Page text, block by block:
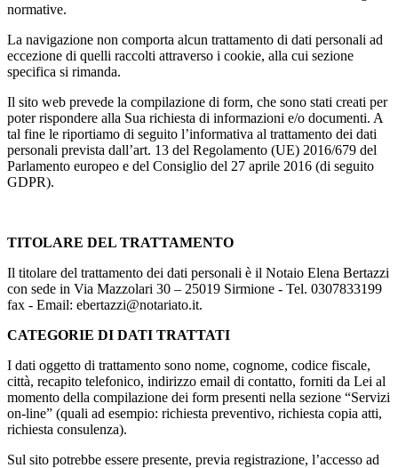
normative.
La navigazione non comporta alcun trattamento di dati personali ad
eccezione di quelli raccolti attraverso i cookie, alla cui sezione
specifica si rimanda.
Il sito web prevede la compilazione di form, che sono stati creati per
poter rispondere alla Sua richiesta di informazioni e/o documenti. A
tal fine le riportiamo di seguito l’informativa al trattamento dei dati
personali prevista dall’art. 13 del Regolamento (UE) 2016/679 del
Parlamento europeo e del Consiglio del 27 aprile 2016 (di seguito
GDPR).
TITOLARE DEL TRATTAMENTO
Il titolare del trattamento dei dati personali è il Notaio Elena Bertazzi
con sede in Via Mazzolari 30 – 25019 Sirmione - Tel. 0307833199
fax - Email: ebertazzi@notariato.it.
CATEGORIE DI DATI TRATTATI
I dati oggetto di trattamento sono nome, cognome, codice fiscale,
città, recapito telefonico, indirizzo email di contatto, forniti da Lei al
momento della compilazione dei form presenti nella sezione “Servizi
on-line” (quali ad esempio: richiesta preventivo, richiesta copia atti,
richiesta consulenza).
Sul sito potrebbe essere presente, previa registrazione, l’accesso ad